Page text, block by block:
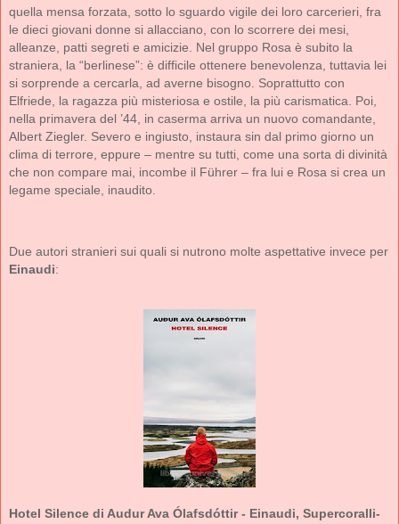
quella mensa forzata, sotto lo sguardo vigile dei loro carcerieri, fra
le dieci giovani donne si allacciano, con lo scorrere dei mesi,
alleanze, patti segreti e amicizie. Nel gruppo Rosa è subito la
straniera, la “berlinese”: è difficile ottenere benevolenza, tuttavia lei
si sorprende a cercarla, ad averne bisogno. Soprattutto con
Elfriede, la ragazza più misteriosa e ostile, la più carismatica. Poi,
nella primavera del ’44, in caserma arriva un nuovo comandante,
Albert Ziegler. Severo e ingiusto, instaura sin dal primo giorno un
clima di terrore, eppure – mentre su tutti, come una sorta di divinità
che non compare mai, incombe il Führer – fra lui e Rosa si crea un
legame speciale, inaudito.
Due autori stranieri sui quali si nutrono molte aspettative invece per
Einaudi:
Hotel Silence di Audur Ava Ólafsdóttir - Einaudi, Supercoralli-